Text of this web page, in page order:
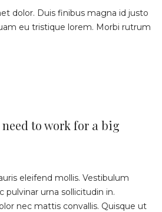
dolor. Duis finibus magna id justo
eu tristique lorem. Morbi rutrum
need to work for a big
eleifend mollis. Vestibulum
pulvinar urna sollicitudin in.
nec mattis convallis. Quisque ut